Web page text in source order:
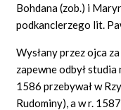
GRAF
Mapa
Bohdana (zob.) i
podkanclerzego lit.
Wysłany przez ojca
zapewne odbył
1586 przebywał w
Rudominy), a w r.